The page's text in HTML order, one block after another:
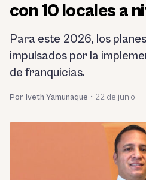
con 10 locales a
Para este 2026, los
impulsados por la
de franquicias.
Por Iveth Yamunaque • 22 de junio